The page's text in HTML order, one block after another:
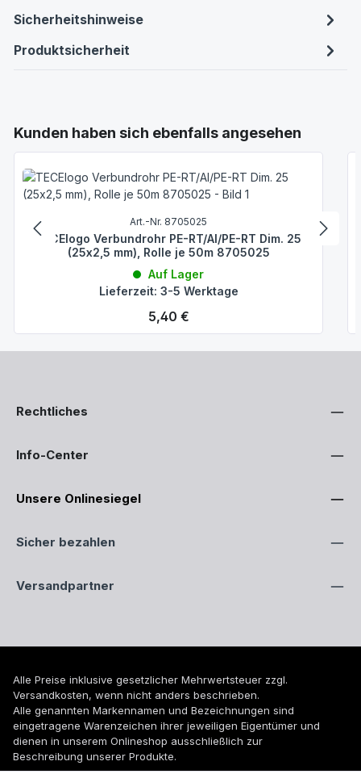
Sicherheitshinweise
Produktsicherheit
Produktgalerie überspringen
Kunden haben sich ebenfalls angesehen
Art.-Nr. 8705025
TECElogo Verbundrohr PE-RT/Al/PE-RT Dim. 25
(25x2,5 mm), Rolle je 50m 8705025
Auf Lager
Lieferzeit: 3-5 Werktage
Regulärer Preis:
5,40 €
Rechtliches
Info-Center
Unsere Onlinesiegel
Sicher bezahlen
Versandpartner
Alle Preise inklusive gesetzlicher Mehrwertsteuer zzgl.
Versandkosten, wenn nicht anders beschrieben.
Alle genannten Markennamen und Bezeichnungen sind
eingetragene Warenzeichen ihrer jeweiligen Eigentümer und
dienen in unserem Onlineshop ausschließlich zur
Beschreibung unserer Produkte.